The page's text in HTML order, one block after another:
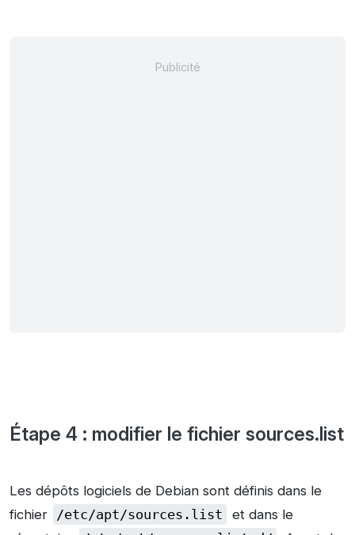
Étape 4 : modifier le fichier sources.list
Les dépôts logiciels de Debian sont définis dans le
fichier
/etc/apt/sources.list
et dans le